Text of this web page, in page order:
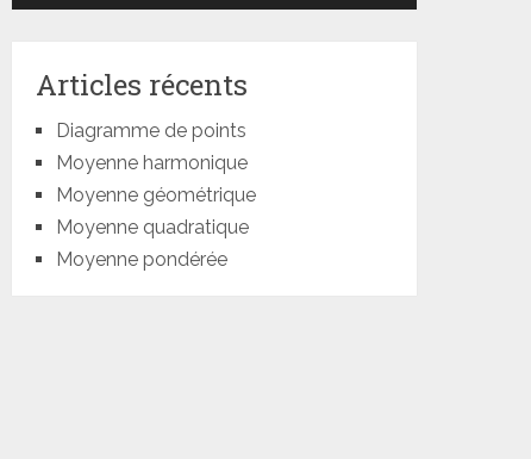
Articles récents
Diagramme de points
Moyenne harmonique
Moyenne géométrique
Moyenne quadratique
Moyenne pondérée